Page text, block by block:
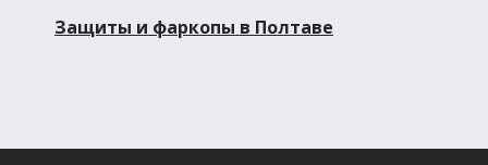
Защиты и фаркопы в Полтаве